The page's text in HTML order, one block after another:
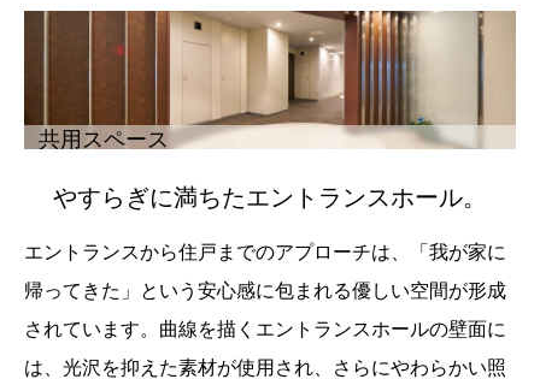
共用スペース
やすらぎに満ちたエントランスホール。
エントランスから住戸までのアプローチは、「我が家に
帰ってきた」という安心感に包まれる優しい空間が形成
されています。曲線を描くエントランスホールの壁面に
は、光沢を抑えた素材が使用され、さらにやわらかい照